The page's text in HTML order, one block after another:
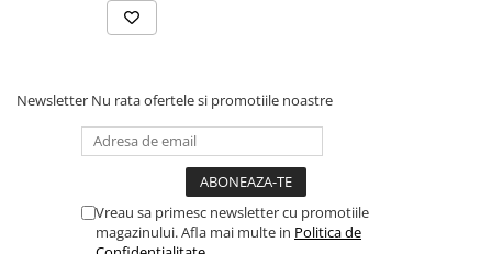
Newsletter Nu rata ofertele si promotiile noastre
Vreau sa primesc newsletter cu promotiile
magazinului. Afla mai multe in Politica de